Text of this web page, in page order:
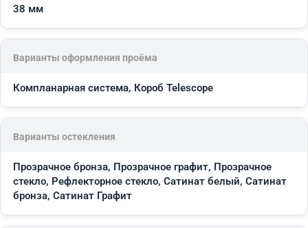
38 мм
Варианты оформления проёма
Компланарная система, Короб Telescope
Варианты остекления
Прозрачное бронза, Прозрачное графит, Прозрачное
стекло, Рефлекторное стекло, Сатинат белый, Сатинат
бронза, Сатинат Графит